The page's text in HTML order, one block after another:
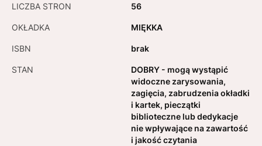
LICZBA STRON 56
OKŁADKA MIĘKKA
ISBN brak
STAN
DOBRY - mogą wystąpić
widoczne zarysowania,
zagięcia, zabrudzenia okładki
i kartek, pieczątki
biblioteczne lub dedykacje
nie wpływające na zawartość
i jakość czytania